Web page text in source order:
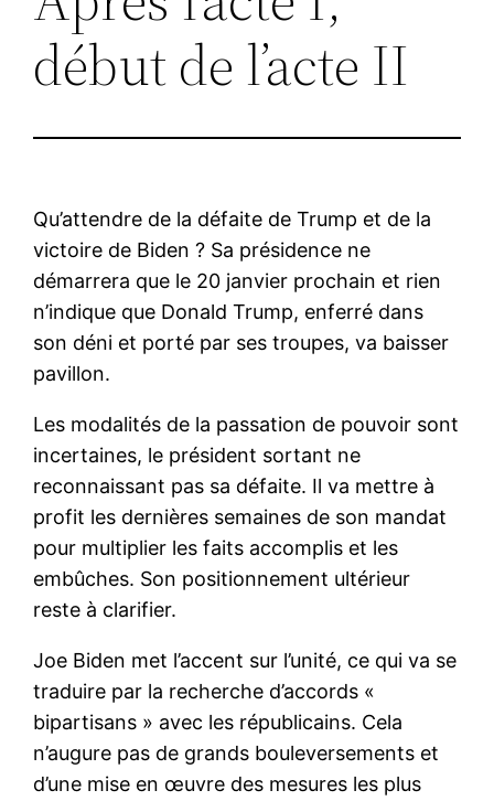
début de l’acte II
Qu’attendre de la défaite de Trump et de la
victoire de Biden ? Sa présidence ne
démarrera que le 20 janvier prochain et rien
n’indique que Donald Trump, enferré dans
son déni et porté par ses troupes, va baisser
pavillon.
Les modalités de la passation de pouvoir sont
incertaines, le président sortant ne
reconnaissant pas sa défaite. Il va mettre à
profit les dernières semaines de son mandat
pour multiplier les faits accomplis et les
embûches. Son positionnement ultérieur
reste à clarifier.
Joe Biden met l’accent sur l’unité, ce qui va se
traduire par la recherche d’accords «
bipartisans » avec les républicains. Cela
n’augure pas de grands bouleversements et
d’une mise en œuvre des mesures les plus